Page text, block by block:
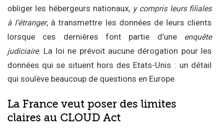
obliger les hébergeurs nationaux, y compris leurs filiales
à l’étranger, à transmettre les données de leurs clients
lorsque ces dernières font partie d’une enquête
judiciaire. La loi ne prévoit aucune dérogation pour les
données qui se situent hors des Etats-Unis : un détail
qui soulève beaucoup de questions en Europe.
La France veut poser des limites
claires au CLOUD Act